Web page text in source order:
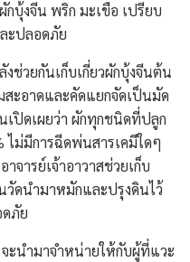
บุ้งจีน พริก มะเขือ เปรียบ
ะปลอดภัย
ช่วยกันเก็บเกี่ยวผักบุ้งจีนต้น
สะอาดและคัดแยกจัดเป็นมัด
เปิดเผยว่า ผักทุกชนิดที่ปลูก
ม่มีการฉีดพ่นสารเคมีใดๆ
ารย์เจ้าอาวาสช่วยเก็บ
วัดนำมาหมักและปรุงดินไว้
ภัย
ะนำมาจำหน่ายให้กับผู้ที่แวะ